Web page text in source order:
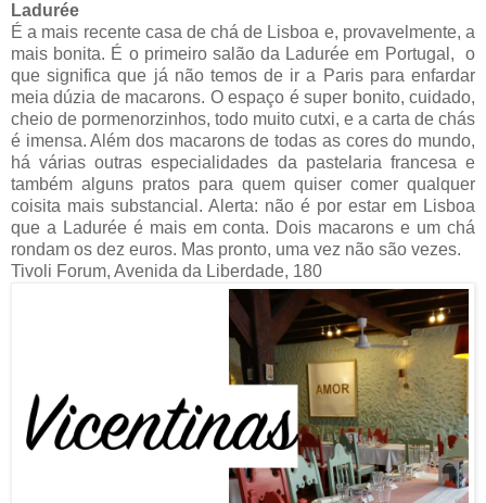
Ladurée
É a mais recente casa de chá de Lisboa e, provavelmente, a
mais bonita. É o primeiro salão da Ladurée em Portugal, o
que significa que já não temos de ir a Paris para enfardar
meia dúzia de macarons. O espaço é super bonito, cuidado,
cheio de pormenorzinhos, todo muito cutxi, e a carta de chás
é imensa. Além dos macarons de todas as cores do mundo,
há várias outras especialidades da pastelaria francesa e
também alguns pratos para quem quiser comer qualquer
coisita mais substancial. Alerta: não é por estar em Lisboa
que a Ladurée é mais em conta. Dois macarons e um chá
rondam os dez euros. Mas pronto, uma vez não são vezes.
Tivoli Forum, Avenida da Liberdade, 180